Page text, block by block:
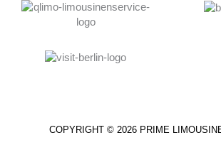
COPYRIGHT © 2026 PRIME